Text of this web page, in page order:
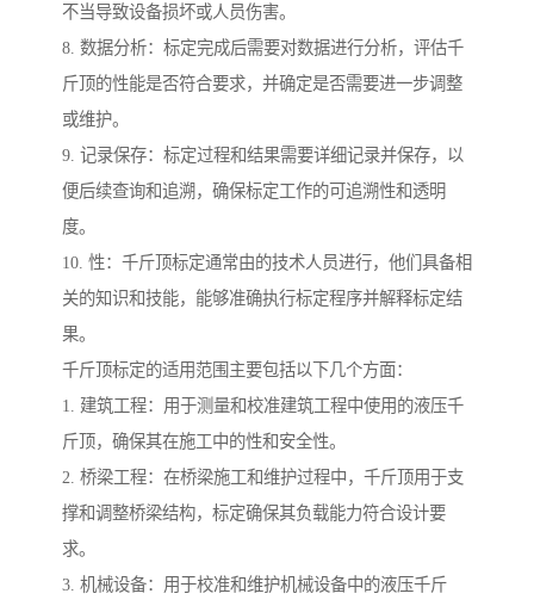
不当导致设备损坏或人员伤害。
8. 数据分析：标定完成后需要对数据进行分析，评估千
斤顶的性能是否符合要求，并确定是否需要进一步调整
或维护。
9. 记录保存：标定过程和结果需要详细记录并保存，以
便后续查询和追溯，确保标定工作的可追溯性和透明
度。
10. 性：千斤顶标定通常由的技术人员进行，他们具备相
关的知识和技能，能够准确执行标定程序并解释标定结
果。
千斤顶标定的适用范围主要包括以下几个方面：
1. 建筑工程：用于测量和校准建筑工程中使用的液压千
斤顶，确保其在施工中的性和安全性。
2. 桥梁工程：在桥梁施工和维护过程中，千斤顶用于支
撑和调整桥梁结构，标定确保其负载能力符合设计要
求。
3. 机械设备：用于校准和维护机械设备中的液压千斤